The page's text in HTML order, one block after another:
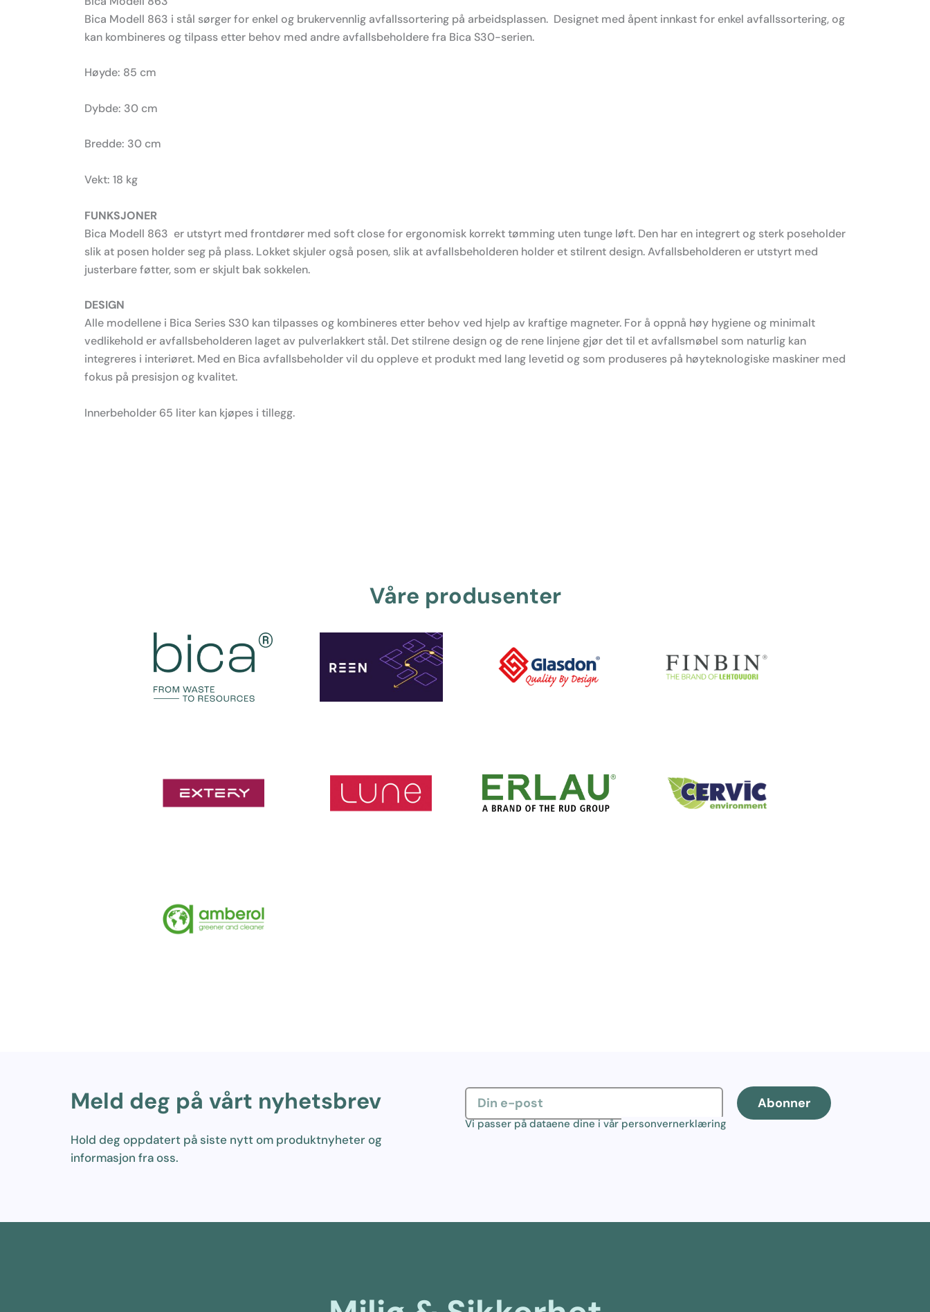
Bica Modell 863 i stål sørger for enkel og brukervennlig avfallssortering på arbeidsplassen. Designet med åpent innkast for enkel avfallssortering, og
kan kombineres og tilpass etter behov med andre avfallsbeholdere fra Bica S30-serien.
Høyde: 85 cm
Dybde: 30 cm
Bredde: 30 cm
Vekt: 18 kg
FUNKSJONER
Bica Modell 863 er utstyrt med frontdører med soft close for ergonomisk korrekt tømming uten tunge løft. Den har en integrert og sterk poseholder
slik at posen holder seg på plass. Lokket skjuler også posen, slik at avfallsbeholderen holder et stilrent design. Avfallsbeholderen er utstyrt med
justerbare føtter, som er skjult bak sokkelen.
DESIGN
Alle modellene i Bica Series S30 kan tilpasses og kombineres etter behov ved hjelp av kraftige magneter. For å oppnå høy hygiene og minimalt
vedlikehold er avfallsbeholderen laget av pulverlakkert stål. Det stilrene design og de rene linjene gjør det til et avfallsmøbel som naturlig kan
integreres i interiøret. Med en Bica avfallsbeholder vil du oppleve et produkt med lang levetid og som produseres på høyteknologiske maskiner med
fokus på presisjon og kvalitet.
Innerbeholder 65 liter kan kjøpes i tillegg.
Våre produsenter
Meld deg på vårt nyhetsbrev
Hold deg oppdatert på siste nytt om produktnyheter og
informasjon fra oss.
Abonner
Vi passer på dataene dine i vårpersonvernerklæring